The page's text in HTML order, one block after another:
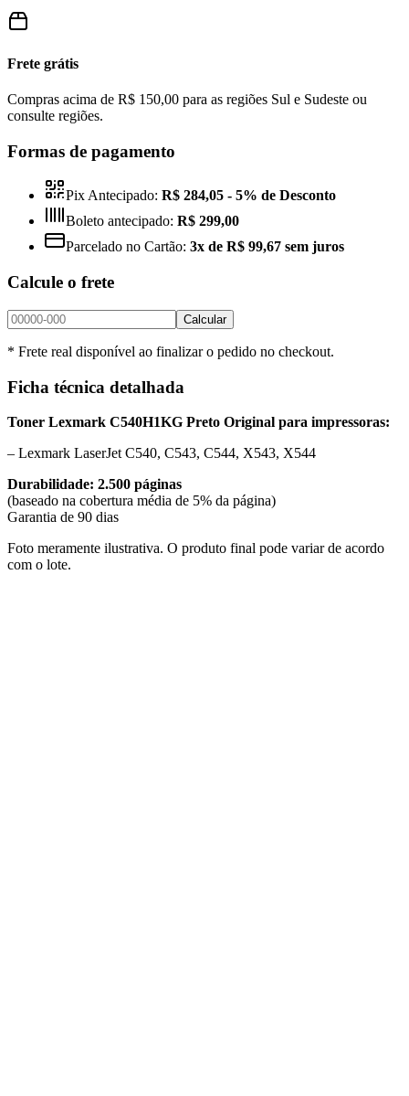
Frete grátis
Compras acima de R$ 150,00 para as regiões Sul e Sudeste ou
consulte regiões.
Formas de pagamento
Pix Antecipado: R$ 284,05 - 5% de Desconto
Boleto antecipado: R$ 299,00
Parcelado no Cartão: 3x de R$ 99,67 sem juros
Calcule o frete
Calcular
* Frete real disponível ao finalizar o pedido no checkout.
Ficha técnica detalhada
Toner Lexmark C540H1KG Preto Original para impressoras:
– Lexmark LaserJet C540, C543, C544, X543, X544
Durabilidade: 2.500 páginas
(baseado na cobertura média de 5% da página)
Garantia de 90 dias
Foto meramente ilustrativa. O produto final pode variar de acordo
com o lote.